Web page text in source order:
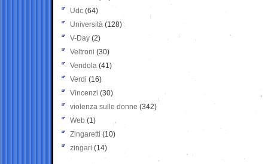
Udc (64)
Università (128)
V-Day (2)
Veltroni (30)
Vendola (41)
Verdi (16)
Vincenzi (30)
violenza sulle donne (342)
Web (1)
Zingaretti (10)
zingari (14)